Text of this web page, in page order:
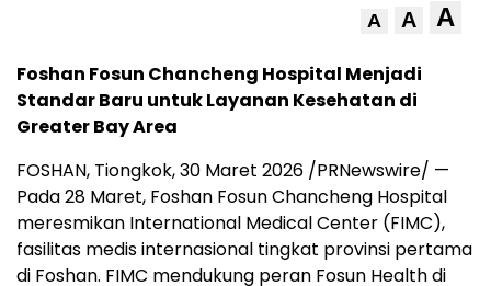
A A A
Foshan Fosun Chancheng Hospital Menjadi
Standar Baru untuk Layanan Kesehatan di
Greater Bay Area
FOSHAN, Tiongkok, 30 Maret 2026 /PRNewswire/ —
Pada 28 Maret, Foshan Fosun Chancheng Hospital
meresmikan International Medical Center (FIMC),
fasilitas medis internasional tingkat provinsi pertama
di Foshan. FIMC mendukung peran Fosun Health di